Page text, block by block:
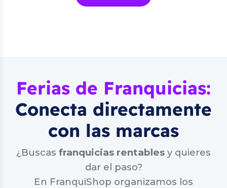
Ferias de Franquicias:
Conecta directamente
con las marcas
¿Buscas franquicias rentables y quieres
dar el paso?
En FranquiShop organizamos los